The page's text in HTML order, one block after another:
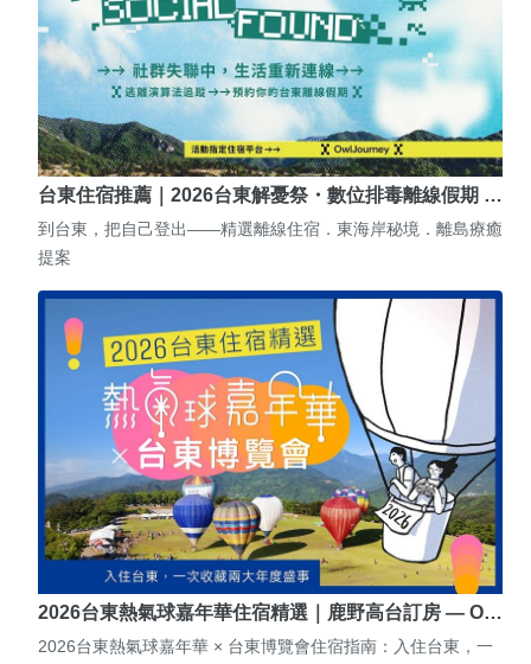
台東住宿推薦｜2026台東解憂祭・數位排毒離線假期 …
到台東，把自己登出——精選離線住宿．東海岸秘境．離島療癒
提案
2026台東熱氣球嘉年華住宿精選｜鹿野高台訂房 — O…
2026台東熱氣球嘉年華 × 台東博覽會住宿指南：入住台東，一